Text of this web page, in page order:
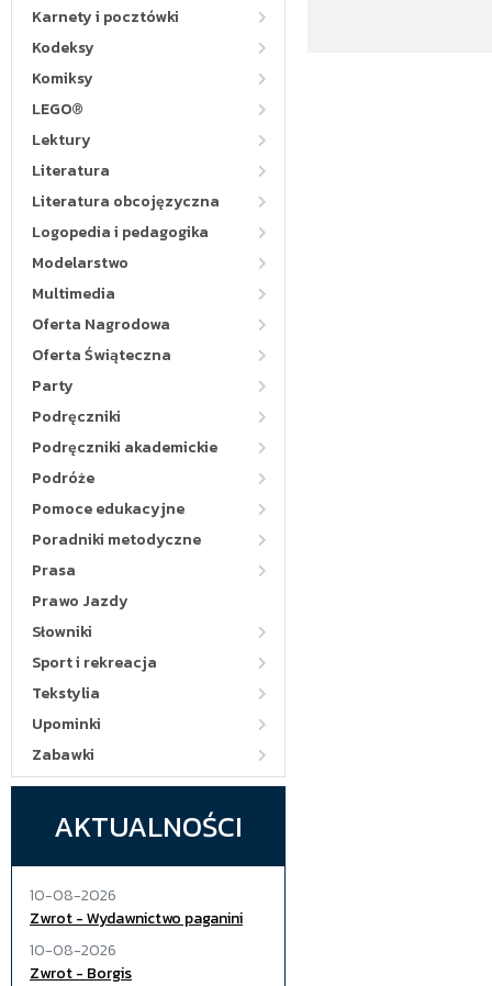
Karnety i pocztówki
Kodeksy
Komiksy
LEGO®
Lektury
Literatura
Literatura obcojęzyczna
Logopedia i pedagogika
Modelarstwo
Multimedia
Oferta Nagrodowa
Oferta Świąteczna
Party
Podręczniki
Podręczniki akademickie
Podróże
Pomoce edukacyjne
Poradniki metodyczne
Prasa
Prawo Jazdy
Słowniki
Sport i rekreacja
Tekstylia
Upominki
Zabawki
AKTUALNOŚCI
10-08-2026
Zwrot - Wydawnictwo paganini
10-08-2026
Zwrot - Borgis